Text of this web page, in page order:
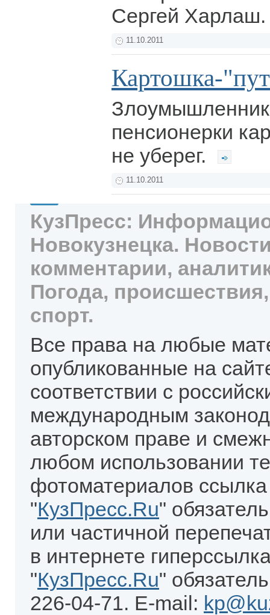
Сергей
11.10.2011
Картошка-
Злоумышленник
пенсионерки
не уберег.
11.10.2011
КузПресс:
Новокузнецка.
комментарии,
Погода,
спорт.
Все права на любые
опубликованные на
соответствии с
международным
авторском праве и
любом использовании
фотоматериалов
"КузПресс.Ru"
или частичной
в интернете
"КузПресс.Ru"
226-04-71. E-mail: